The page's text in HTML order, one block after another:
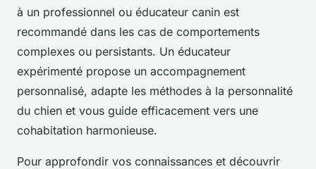
à un professionnel ou éducateur canin est
recommandé dans les cas de comportements
complexes ou persistants. Un éducateur
expérimenté propose un accompagnement
personnalisé, adapte les méthodes à la personnalité
du chien et vous guide efficacement vers une
cohabitation harmonieuse.
Pour approfondir vos connaissances et découvrir